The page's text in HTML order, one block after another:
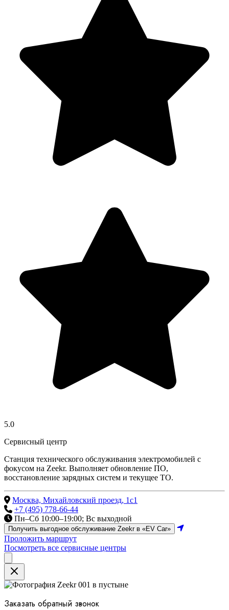
5.0
Сервисный центр
Станция технического обслуживания электромобилей с
фокусом на Zeekr. Выполняет обновление ПО,
восстановление зарядных систем и текущее ТО.
Москва, Михайловский проезд, 1с1
+7 (495) 778-66-44
Пн–Сб 10:00–19:00; Вс выходной
Получить выгодное обслуживание Zeekr в «EV Car»
Проложить маршрут
Посмотреть все сервисные центры
Close
Заказать обратный звонок